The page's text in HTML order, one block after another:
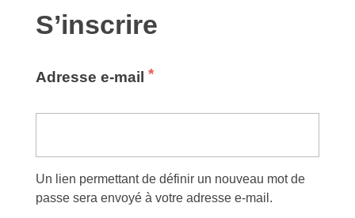
S’inscrire
Adresse e-mail *
Un lien permettant de définir un nouveau mot de
passe sera envoyé à votre adresse e-mail.